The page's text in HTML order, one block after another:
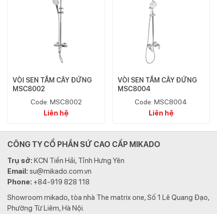
VÒI SEN TẮM CÂY ĐỨNG
MSC8002
Code: MSC8002
Liên hệ
VÒI SEN TẮM CÂY ĐỨNG
MSC8004
Code: MSC8004
Liên hệ
CÔNG TY CỔ PHẦN SỨ CAO CẤP MIKADO
Trụ sở: KCN Tiền Hải, Tỉnh Hưng Yên
Email: su@mikado.com.vn
Phone: +84-919 828 118
Showroom mikado, tòa nhà The matrix one, Số 1 Lê Quang Đạo,
Phường Từ Liêm, Hà Nội.